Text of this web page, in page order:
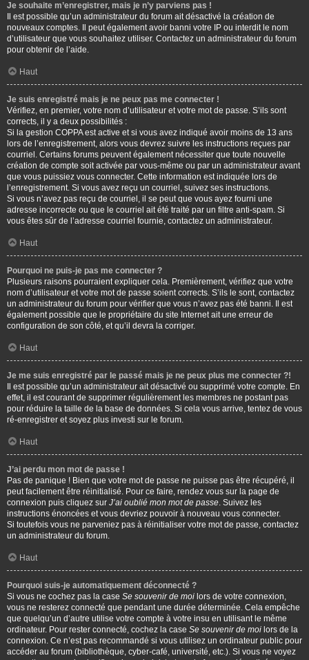
Je souhaite m’enregistrer, mais je n’y parviens pas !
Il est possible qu’un administrateur du forum ait désactivé la création de
nouveaux comptes. Il peut également avoir banni votre IP ou interdit le nom
d’utilisateur que vous souhaitez utiliser. Contactez un administrateur du forum
pour obtenir de l’aide.
Haut
Je suis enregistré mais je ne peux pas me connecter !
Vérifiez, en premier, votre nom d’utilisateur et votre mot de passe. S’ils sont
corrects, il y a deux possibilités :
Si la gestion COPPA est active et si vous avez indiqué avoir moins de 13 ans
lors de l’enregistrement, alors vous devrez suivre les instructions reçues par
courriel. Certains forums peuvent également nécessiter que toute nouvelle
création de compte soit activée par vous-même ou par un administrateur avant
que vous puissiez vous connecter. Cette information est indiquée lors de
l’enregistrement. Si vous avez reçu un courriel, suivez ses instructions.
Si vous n’avez pas reçu de courriel, il se peut que vous ayez fourni une
adresse incorrecte ou que le courriel ait été traité par un filtre anti-spam. Si
vous êtes sûr de l’adresse courriel fournie, contactez un administrateur.
Haut
Pourquoi ne puis-je pas me connecter ?
Plusieurs raisons pourraient expliquer cela. Premièrement, vérifiez que votre
nom d’utilisateur et votre mot de passe soient corrects. S’ils le sont, contactez
un administrateur du forum pour vérifier que vous n’avez pas été banni. Il est
également possible que le propriétaire du site Internet ait une erreur de
configuration de son côté, et qu’il devra la corriger.
Haut
Je me suis enregistré par le passé mais je ne peux plus me connecter ?!
Il est possible qu’un administrateur ait désactivé ou supprimé votre compte. En
effet, il est courant de supprimer régulièrement les membres ne postant pas
pour réduire la taille de la base de données. Si cela vous arrive, tentez de vous
ré-enregistrer et soyez plus investi sur le forum.
Haut
J’ai perdu mon mot de passe !
Pas de panique ! Bien que votre mot de passe ne puisse pas être récupéré, il
peut facilement être réinitialisé. Pour ce faire, rendez vous sur la page de
connexion puis cliquez sur J’ai oublié mon mot de passe. Suivez les
instructions énoncées et vous devriez pouvoir à nouveau vous connecter.
Si toutefois vous ne parveniez pas à réinitialiser votre mot de passe, contactez
un administrateur du forum.
Haut
Pourquoi suis-je automatiquement déconnecté ?
Si vous ne cochez pas la case Se souvenir de moi lors de votre connexion,
vous ne resterez connecté que pendant une durée déterminée. Cela empêche
que quelqu’un d’autre utilise votre compte à votre insu en utilisant le même
ordinateur. Pour rester connecté, cochez la case Se souvenir de moi lors de la
connexion. Ce n’est pas recommandé si vous utilisez un ordinateur public pour
accéder au forum (bibliothèque, cyber-café, université, etc.). Si vous ne voyez